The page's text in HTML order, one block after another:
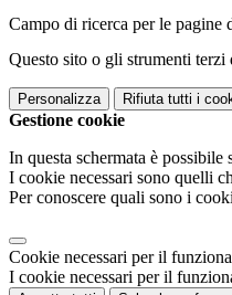
Campo di ricerca per le pagine
Questo sito o gli strumenti
Personalizza Rifiuta tutti i
Gestione cookie
In questa schermata è
I cookie necessari sono quelli
Per conoscere quali sono i
Cookie necessari per il
I cookie necessari per il